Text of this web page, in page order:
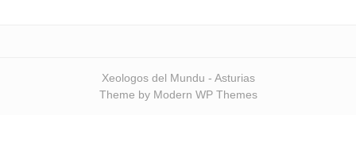
Xeologos del Mundu - Asturias
Theme by Modern WP Themes